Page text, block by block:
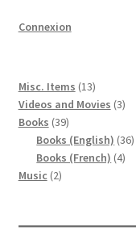
Connexion
Misc. Items 1313
produits
Videos and Movies 33
Books 3939
produits
Books (English) 3636
Books (French) 44
Music 22